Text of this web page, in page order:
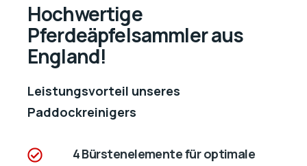
Hochwertige
Pferdeäpfelsammler aus
England!
Leistungsvorteil unseres
Paddockreinigers
4 Bürstenelemente für optimale